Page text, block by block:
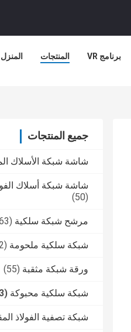
المنزل المنتجات برنامج VR
جميع المنتجات
شاشة شبكة الأسلاك
شاشة شبكة أسلاك
(50)
مرشح شبكة سلكية (63)
شبكة سلكية ملحومة (62)
ورقة شبكة مثقبة (55)
شبكة سلكية محبوكة (53)
شبكة تصفية الفولاذ